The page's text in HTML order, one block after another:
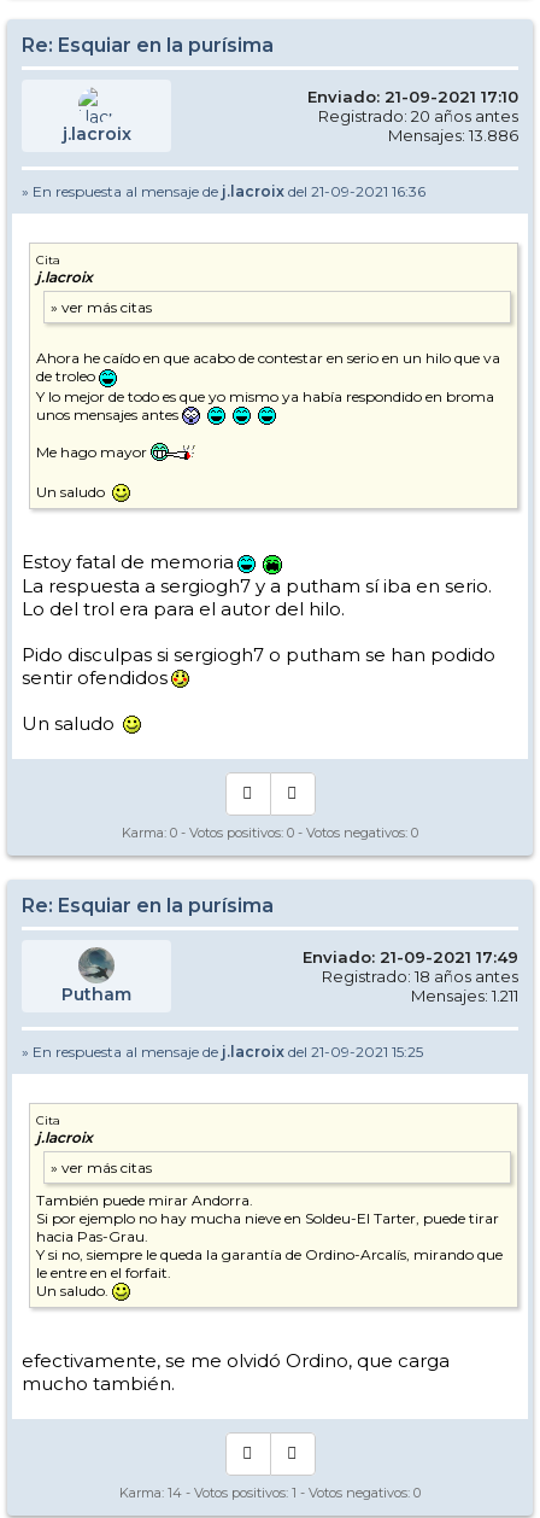
Re: Esquiar en la purísima
j.lacroix
Enviado: 21-09-2021 17:10
Registrado: 20 años antes
Mensajes: 13.886
» En respuesta al mensaje de j.lacroix del 21-09-2021 16:36
Cita
j.lacroix
Ahora he caído en que acabo de contestar en serio en un hilo que va
de troleo
Y lo mejor de todo es que yo mismo ya había respondido en broma
unos mensajes antes
Me hago mayor
Un saludo
Estoy fatal de memoria
La respuesta a sergiogh7 y a putham sí iba en serio.
Lo del trol era para el autor del hilo.
Pido disculpas si sergiogh7 o putham se han podido
sentir ofendidos
Un saludo
Karma: 0 - Votos positivos: 0 - Votos negativos: 0
Re: Esquiar en la purísima
Putham
Enviado: 21-09-2021 17:49
Registrado: 18 años antes
Mensajes: 1.211
» En respuesta al mensaje de j.lacroix del 21-09-2021 15:25
Cita
j.lacroix
También puede mirar Andorra.
Si por ejemplo no hay mucha nieve en Soldeu-El Tarter, puede tirar
hacia Pas-Grau.
Y si no, siempre le queda la garantía de Ordino-Arcalís, mirando que
le entre en el forfait.
Un saludo.
efectivamente, se me olvidó Ordino, que carga
mucho también.
Karma: 14 - Votos positivos: 1 - Votos negativos: 0